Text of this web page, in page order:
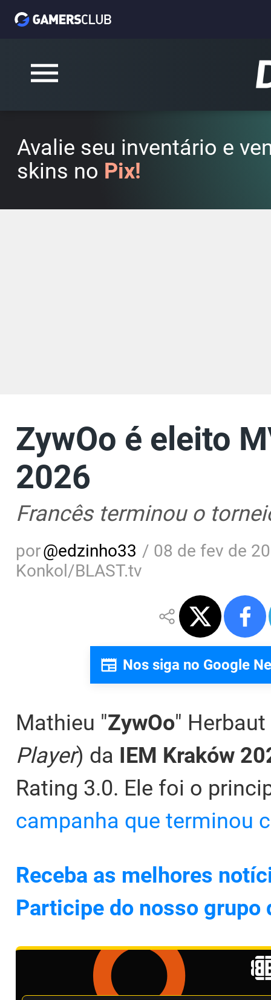
Avalie seu inventário e
skins no Pix!
ZywOo é eleito
2026
Francês terminou o
por@edzinho33 / 08 de fev de
Konkol/BLAST.tv
Nos siga no Google
Mathieu "ZywOo"
Player) da IEM Kraków
Rating 3.0. Ele foi o
campanha que terminou
Receba as melhores
Participe do nosso grupo